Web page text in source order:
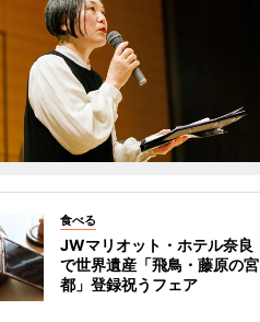
食べる
JWマリオット・ホテル奈良
で世界遺産「飛鳥・藤原の宮
都」登録祝うフェア